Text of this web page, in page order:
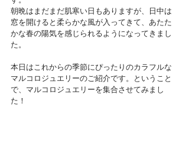
朝晩はまだまだ肌寒い日もありますが、日中は
窓を開けると柔らかな風が入ってきて、あたた
かな春の陽気を感じられるようになってきまし
た。
本日はこれからの季節にぴったりのカラフルな
マルコロジュエリーのご紹介です。ということ
で、マルコロジュエリーを集合させてみまし
た！